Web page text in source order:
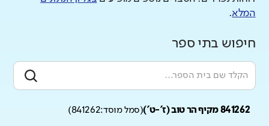
המלא.
חיפוש בתי ספר
841262 מקיף הר טוב (ז'-ט') (סמל מוסד:841262
)